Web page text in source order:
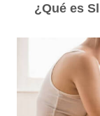
¿Qué es